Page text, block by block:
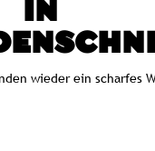
IN
wieder ein scharfes